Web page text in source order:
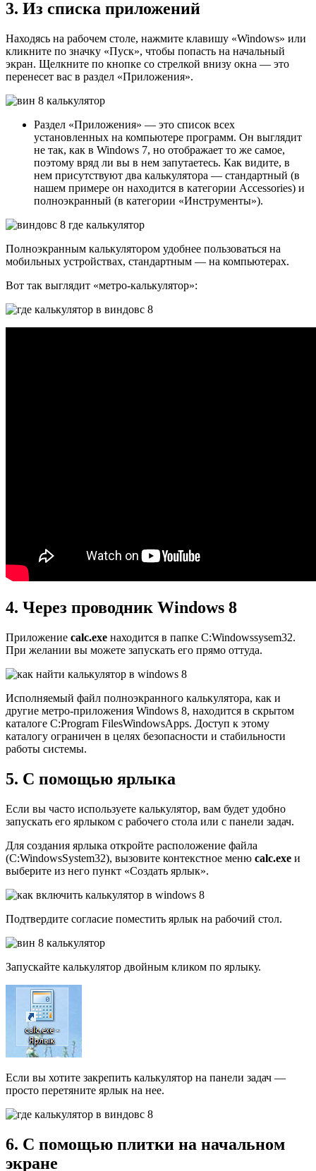
3. Из списка приложений
Находясь на рабочем столе, нажмите клавишу «Windows» или
кликните по значку «Пуск», чтобы попасть на начальный
экран. Щелкните по кнопке со стрелкой внизу окна — это
перенесет вас в раздел «Приложения».
Раздел «Приложения» — это список всех
установленных на компьютере программ. Он выглядит
не так, как в Windows 7, но отображает то же самое,
поэтому вряд ли вы в нем запутаетесь. Как видите, в
нем присутствуют два калькулятора — стандартный (в
нашем примере он находится в категории Accessories) и
полноэкранный (в категории «Инструменты»).
Полноэкранным калькулятором удобнее пользоваться на
мобильных устройствах, стандартным — на компьютерах.
Вот так выглядит «метро-калькулятор»:
4. Через проводник Windows 8
Приложение calc.exe находится в папке C:Windowssysem32.
При желании вы можете запускать его прямо оттуда.
Исполняемый файл полноэкранного калькулятора, как и
другие метро-приложения Windows 8, находится в скрытом
каталоге C:Program FilesWindowsApps. Доступ к этому
каталогу ограничен в целях безопасности и стабильности
работы системы.
5. С помощью ярлыка
Если вы часто используете калькулятор, вам будет удобно
запускать его ярлыком с рабочего стола или с панели задач.
Для создания ярлыка откройте расположение файла
(C:WindowsSystem32), вызовите контекстное меню calc.exe и
выберите из него пункт «Создать ярлык».
Подтвердите согласие поместить ярлык на рабочий стол.
Запускайте калькулятор двойным кликом по ярлыку.
Если вы хотите закрепить калькулятор на панели задач —
просто перетяните ярлык на нее.
6. С помощью плитки на начальном
экране